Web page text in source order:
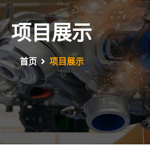
项目展示
首页 项目展示